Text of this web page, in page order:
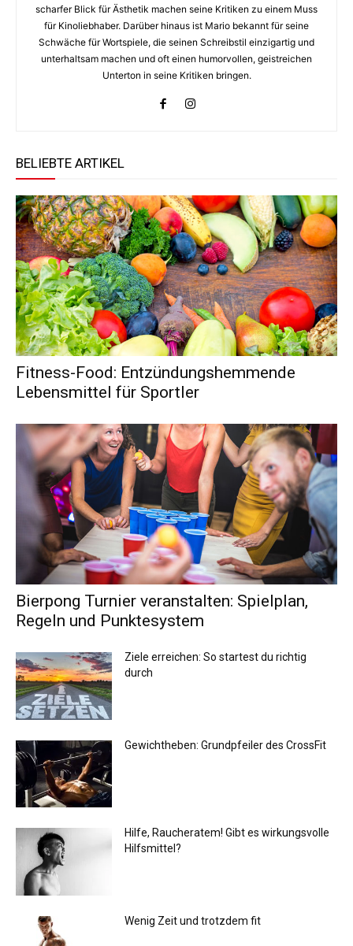
scharfer Blick für Ästhetik machen seine Kritiken zu einem Muss
für Kinoliebhaber. Darüber hinaus ist Mario bekannt für seine
Schwäche für Wortspiele, die seinen Schreibstil einzigartig und
unterhaltsam machen und oft einen humorvollen, geistreichen
Unterton in seine Kritiken bringen.
BELIEBTE ARTIKEL
Fitness-Food: Entzündungshemmende
Lebensmittel für Sportler
Bierpong Turnier veranstalten: Spielplan,
Regeln und Punktesystem
Ziele erreichen: So startest du richtig
durch
Gewichtheben: Grundpfeiler des CrossFit
Hilfe, Raucheratem! Gibt es wirkungsvolle
Hilfsmittel?
Wenig Zeit und trotzdem fit